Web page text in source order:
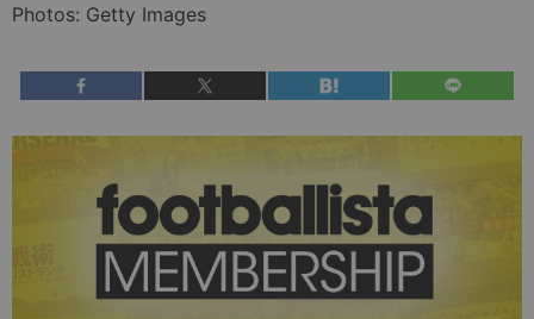
Photos: Getty Images